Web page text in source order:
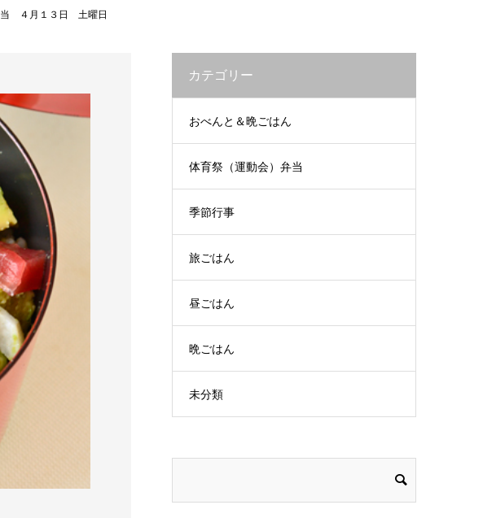
当 ４月１３日 土曜日
カテゴリー
おべんと＆晩ごはん
体育祭（運動会）弁当
季節行事
旅ごはん
昼ごはん
晩ごはん
未分類